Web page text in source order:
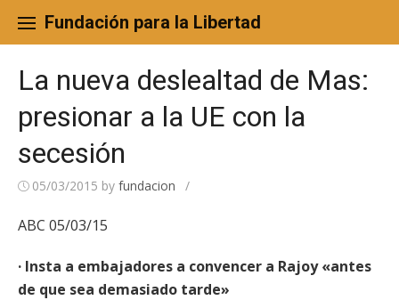
content
Fundación para la Libertad
La nueva deslealtad de Mas:
presionar a la UE con la
secesión
05/03/2015 by fundacion /
ABC 05/03/15
· Insta a embajadores a convencer a Rajoy «antes
de que sea demasiado tarde»